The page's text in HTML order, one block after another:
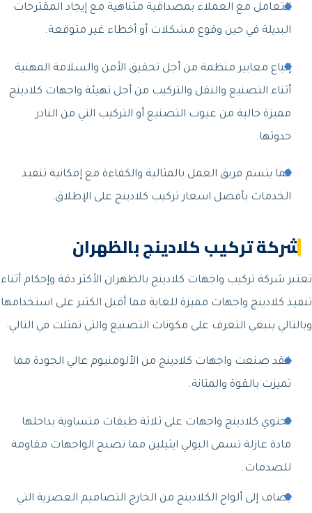
التعامل مع العملاء بمصداقية متناهية مع إيجاد المقترحات
البديلة في حين وقوع مشكلات أو أخطاء غير متوقعة.
إتباع معايير منظمة من أجل تحقيق الأمن والسلامة المهنية
أثناء التصنيع والنقل والتركيب من أجل تهيئة واجهات كلادينج
مميزة خالية من عيوب التصنيع أو التركيب التي من النادر
حدوثها.
كما يتسم فريق العمل بالمثالية والكفاءة مع إمكانية تنفيذ
الخدمات بأفضل اسعار تركيب كلادينج على الإطلاق.
شركة تركيب كلادينج بالظهران
تعتبر شركة تركيب واجهات كلادينج بالظهران الأكثر دقة وإحكام أثناء
تنفيذ كلادينج واجهات مميزة للغاية مما أقبل الكثير على استخدامها
وبالتالي ينبغي التعرف على مكونات التصنيع والتي تمثلت في التالي:
فقد صنعت واجهات كلادينج من الألومنيوم عالي الجودة مما
تميزت بالقوة والمتانة.
تحتوي كلادينج واجهات على ثلاثة طبقات متساوية بداخلها
مادة عازلة تسمى البولي ايثيلين مما تصبح الواجهات مقاومة
للصدمات.
يضاف إلى ألواح الكلادينج من الخارج التصاميم العصرية التي